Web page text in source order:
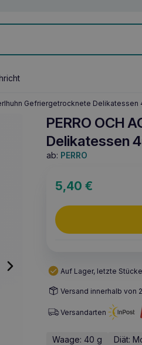
Gefriergetrocknete Delikatessen
PERRO OCH
Delikatessen
ab: PERRO
5,40€
Auf Lager, letzte Stücke
Versand innerhalb von
Versandarten
Waage: 40 g Diät: